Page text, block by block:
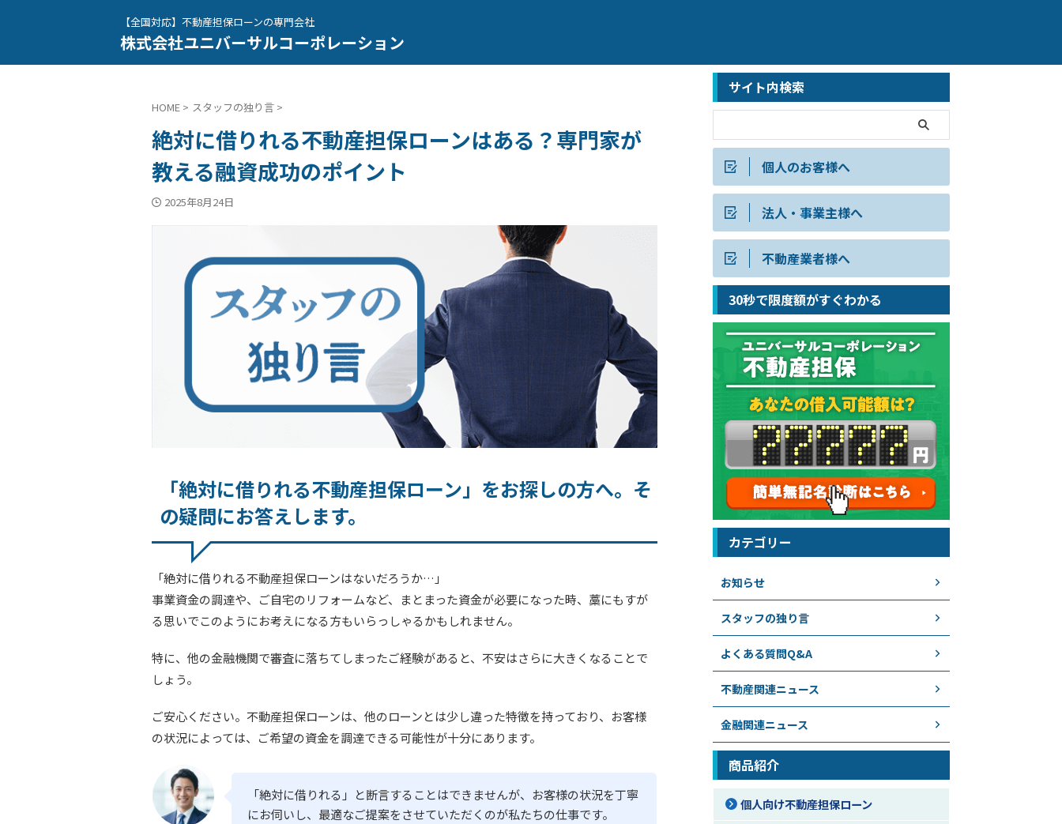
【全国対応】不動産担保ローンの専門会社
株式会社ユニバーサルコーポレーション
HOME > スタッフの独り言 >
絶対に借りれる不動産担保ローンはある？専門家が
教える融資成功のポイント
2025年8月24日
「絶対に借りれる不動産担保ローン」をお探しの方へ。そ
の疑問にお答えします。
「絶対に借りれる不動産担保ローンはないだろうか…」
事業資金の調達や、ご自宅のリフォームなど、まとまった資金が必要になった時、藁にもすが
る思いでこのようにお考えになる方もいらっしゃるかもしれません。
特に、他の金融機関で審査に落ちてしまったご経験があると、不安はさらに大きくなることで
しょう。
ご安心ください。不動産担保ローンは、他のローンとは少し違った特徴を持っており、お客様
の状況によっては、ご希望の資金を調達できる可能性が十分にあります。
「絶対に借りれる」と断言することはできませんが、お客様の状況を丁寧
にお伺いし、最適なご提案をさせていただくのが私たちの仕事です。
サイト内検索
個人のお客様へ
法人・事業主様へ
不動産業者様へ
30秒で限度額がすぐわかる
カテゴリー
お知らせ
スタッフの独り言
よくある質問Q&A
不動産関連ニュース
金融関連ニュース
商品紹介
個人向け不動産担保ローン